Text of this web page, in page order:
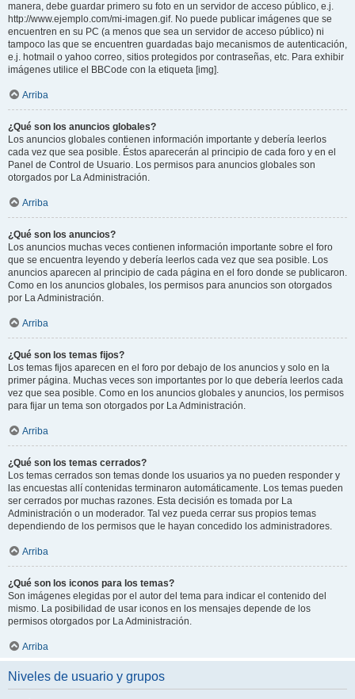
manera, debe guardar primero su foto en un servidor de acceso público, e.j.
http://www.ejemplo.com/mi-imagen.gif. No puede publicar imágenes que se
encuentren en su PC (a menos que sea un servidor de acceso público) ni
tampoco las que se encuentren guardadas bajo mecanismos de autenticación,
e.j. hotmail o yahoo correo, sitios protegidos por contraseñas, etc. Para exhibir
imágenes utilice el BBCode con la etiqueta [img].
Arriba
¿Qué son los anuncios globales?
Los anuncios globales contienen información importante y debería leerlos
cada vez que sea posible. Éstos aparecerán al principio de cada foro y en el
Panel de Control de Usuario. Los permisos para anuncios globales son
otorgados por La Administración.
Arriba
¿Qué son los anuncios?
Los anuncios muchas veces contienen información importante sobre el foro
que se encuentra leyendo y debería leerlos cada vez que sea posible. Los
anuncios aparecen al principio de cada página en el foro donde se publicaron.
Como en los anuncios globales, los permisos para anuncios son otorgados
por La Administración.
Arriba
¿Qué son los temas fijos?
Los temas fijos aparecen en el foro por debajo de los anuncios y solo en la
primer página. Muchas veces son importantes por lo que debería leerlos cada
vez que sea posible. Como en los anuncios globales y anuncios, los permisos
para fijar un tema son otorgados por La Administración.
Arriba
¿Qué son los temas cerrados?
Los temas cerrados son temas donde los usuarios ya no pueden responder y
las encuestas allí contenidas terminaron automáticamente. Los temas pueden
ser cerrados por muchas razones. Esta decisión es tomada por La
Administración o un moderador. Tal vez pueda cerrar sus propios temas
dependiendo de los permisos que le hayan concedido los administradores.
Arriba
¿Qué son los iconos para los temas?
Son imágenes elegidas por el autor del tema para indicar el contenido del
mismo. La posibilidad de usar iconos en los mensajes depende de los
permisos otorgados por La Administración.
Arriba
Niveles de usuario y grupos